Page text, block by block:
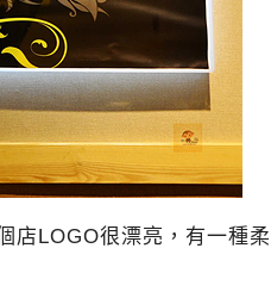
店LOGO很漂亮，有一種柔